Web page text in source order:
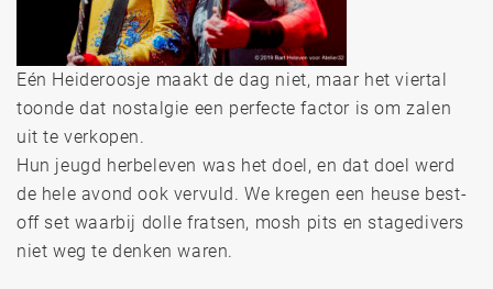
Eén Heideroosje maakt de dag niet, maar het viertal
toonde dat nostalgie een perfecte factor is om zalen
uit te verkopen.
Hun jeugd herbeleven was het doel, en dat doel werd
de hele avond ook vervuld. We kregen een heuse best-
off set waarbij dolle fratsen, mosh pits en stagedivers
niet weg te denken waren.